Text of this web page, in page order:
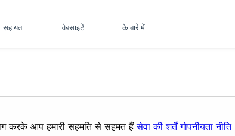
सहायता वेबसाइटें के बारे में
करके आप हमारी सहमति से सहमत हैंसेवा की शर्तेंगोपनीयता नीति